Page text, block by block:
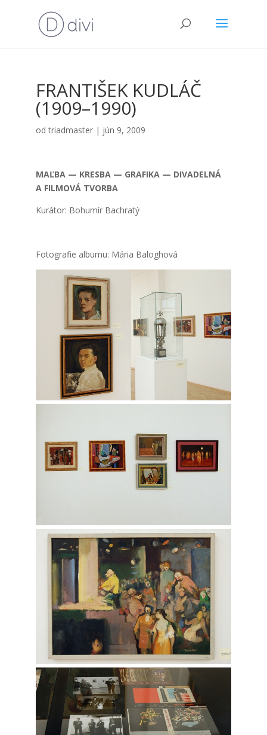
FRANTIŠEK KUDLÁČ
(1909–1990)
odtriadmaster| jún 9, 2009
MAĽBA — KRESBA — GRAFIKA — DIVADELNÁ
A FILMOVÁ TVORBA
Kurá­tor: Bohu­mír Bach­ra­tý
Foto­gra­fie albu­mu: Mária Balog­ho­vá